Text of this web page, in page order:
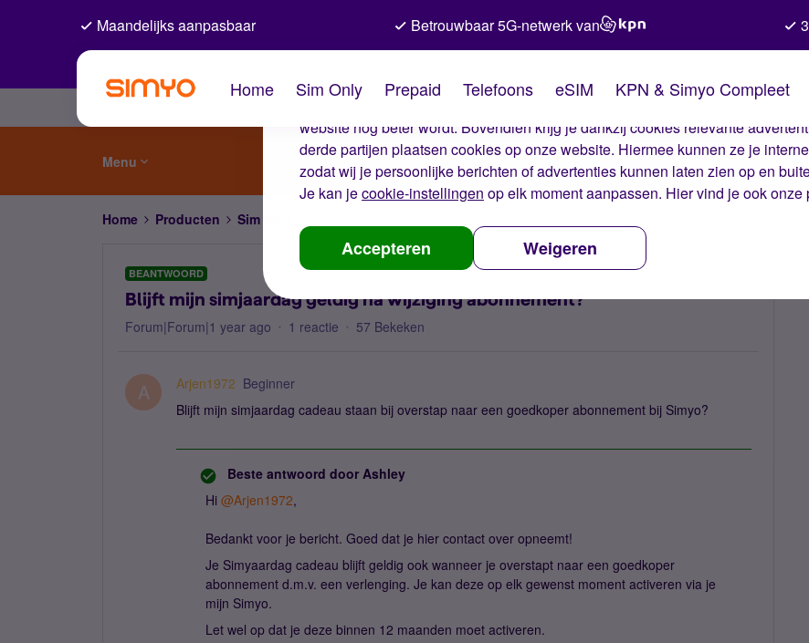
De cookies van Simyo
Wij gebruiken cookies op onze website. Met deze cookies zorgen wij ervoor
website nog beter wordt. Bovendien krijg je dankzij cookies relevante
derde partijen plaatsen cookies op onze website. Hiermee kunnen ze je
zodat wij je persoonlijke berichten of advertenties kunnen laten zien op en
Je kan jecookie-instellingen op elk moment aanpassen. Hier vind je ook onze
Accepteren Weigeren
Maandelijks aanpasbaar Betrouwbaar 5G-netwerk van
Home Sim Only Prepaid Telefoons eSIM KPN & Simyo Compleet
Menu
Home Producten Sim Only
BEANTWOORD
Blijft mijn simjaardag geldig na wijziging abonnement?
Forum|Forum|1 year ago 1 reactie 57 Bekeken
A Arjen1972 Beginner
Blijft mijn simjaardag cadeau staan bij overstap naar een goedkoper abonnement bij Simyo?
Beste antwoord door Ashley
Hi ​ @Arjen1972,
Bedankt voor je bericht. Goed dat je hier contact over opneemt!
Je Simyaardag cadeau blijft geldig ook wanneer je overstapt naar een goedkoper
abonnement d.m.v. een verlenging. Je kan deze op elk gewenst moment activeren via je
mijn Simyo.
Let wel op dat je deze binnen 12 maanden moet activeren.